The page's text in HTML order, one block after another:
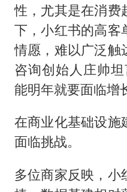
性，尤其是在消费
下，小红书的高客
情愿，难以广泛触
咨询创始人庄帅
能明年就要面临增
在商业化基础设施
面临挑战。
多位商家反映，小